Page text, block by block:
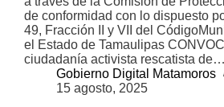
de conformidad con lo dispuesto
49, Fracción II y VII del
el Estado de Tamaulipas
ciudadanía activista rescatista de…
Gobierno Digital Matamoros
15 agosto, 2025